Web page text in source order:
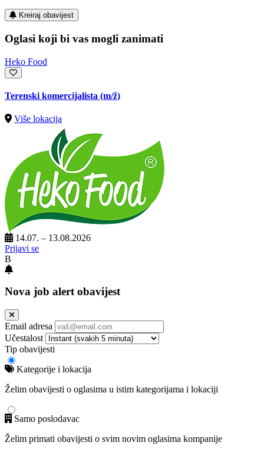
Kreiraj obavijest
Oglasi koji bi vas mogli zanimati
Heko Food
Terenski komercijalista (m/ž)
Više lokacija
14.07. – 13.08.2026
Prijavi se
B
Nova job alert obavijest
Email adresa
Učestalost
Tip obavijesti
Kategorije i lokacija
Želim obavijesti o oglasima u istim kategorijama i lokaciji
Samo poslodavac
Želim primati obavijesti o svim novim oglasima kompanije